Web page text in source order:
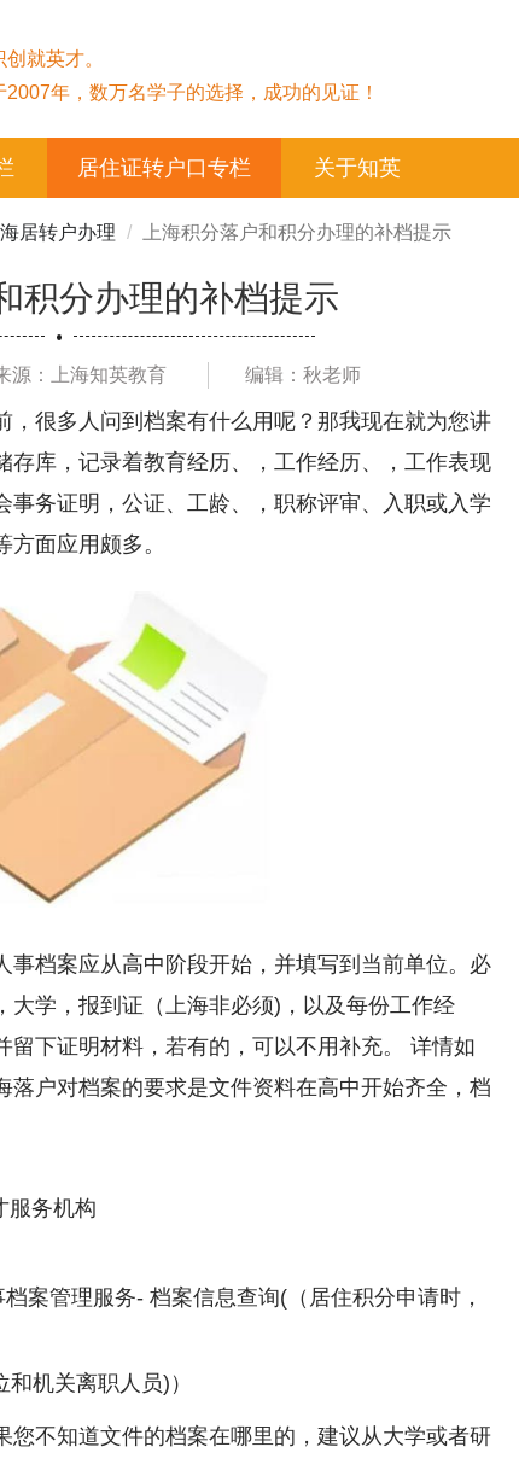
创就英才。
2007年，数万名学子的选择，成功的见证！
居住证转户口专栏 关于知英
海居转户办理 上海积分落户和积分办理的补档提示
积分办理的补档提示
源：上海知英教育 编辑：秋老师
，很多人问到档案有什么用呢？那我现在就为您讲
库，记录着教育经历、，工作经历、，工作表现
务证明，公证、工龄、，职称评审、入职或入学
面应用颇多。
档案应从高中阶段开始，并填写到当前单位。必
学，报到证（上海非必须)，以及每份工作经
留下证明材料，若有的，可以不用补充。 详情如
户对档案的要求是文件资料在高中开始齐全，档
服务机构
案管理服务- 档案信息查询(（居住积分申请时，
机关离职人员)）
您不知道文件的档案在哪里的，建议从大学或者研